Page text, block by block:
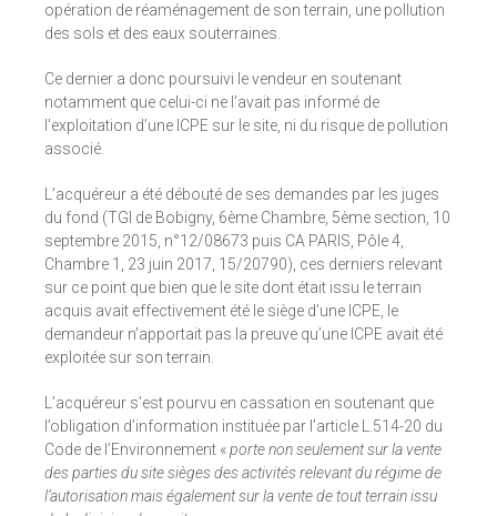
opération de réaménagement de son terrain, une pollution
des sols et des eaux souterraines.
Ce dernier a donc poursuivi le vendeur en soutenant
notamment que celui-ci ne l’avait pas informé de
l’exploitation d’une ICPE sur le site, ni du risque de pollution
associé.
L’acquéreur a été débouté de ses demandes par les juges
du fond (TGI de Bobigny, 6ème Chambre, 5ème section, 10
septembre 2015, n°12/08673 puis CA PARIS, Pôle 4,
Chambre 1, 23 juin 2017, 15/20790), ces derniers relevant
sur ce point que bien que le site dont était issu le terrain
acquis avait effectivement été le siège d’une ICPE, le
demandeur n’apportait pas la preuve qu’une ICPE avait été
exploitée sur son terrain.
L’acquéreur s’est pourvu en cassation en soutenant que
l’obligation d’information instituée par l’article L.514-20 du
Code de l’Environnement «porte non seulement sur la vente
des parties du site sièges des activités relevant du régime de
l’autorisation mais également sur la vente de tout terrain issu